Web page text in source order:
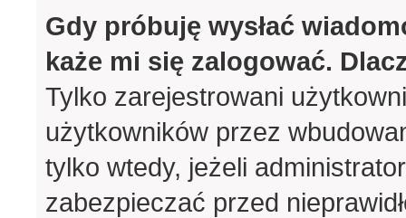
Gdy próbuję wysłać
każe mi się zalogować.
Tylko zarejestrowani
użytkowników przez
tylko wtedy, jeżeli
zabezpieczać przed